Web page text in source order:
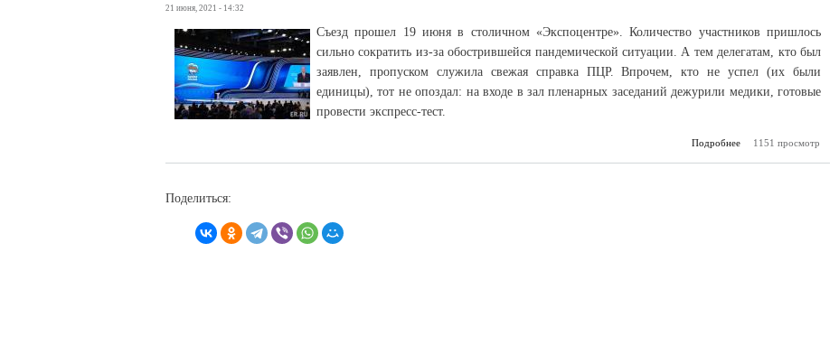
21 июня, 2021 - 14:32
Съезд прошел 19 июня в столичном «Экспоцентре». Количество участников пришлось
сильно сократить из-за обострившейся пандемической ситуации. А тем делегатам, кто был
заявлен, пропуском служила свежая справка ПЦР. Впрочем, кто не успел (их были
единицы), тот не опоздал: на входе в зал пленарных заседаний дежурили медики, готовые
провести экспресс-тест.
Подробнее
о Единая Россия
1151 просмотр
Поделиться: